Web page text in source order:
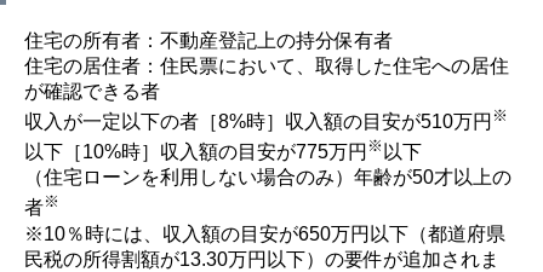
住宅の所有者：不動産登記上の持分保有者
住宅の居住者：住民票において、取得した住宅への居住
が確認できる者
収入が一定以下の者［8%時］収入額の目安が510万円 ※
以下［10%時］収入額の目安が775万円 ※ 以下
（住宅ローンを利用しない場合のみ）年齢が50才以上の
者※
※10％時には、収入額の目安が650万円以下（都道府県
民税の所得割額が13.30万円以下）の要件が追加されま